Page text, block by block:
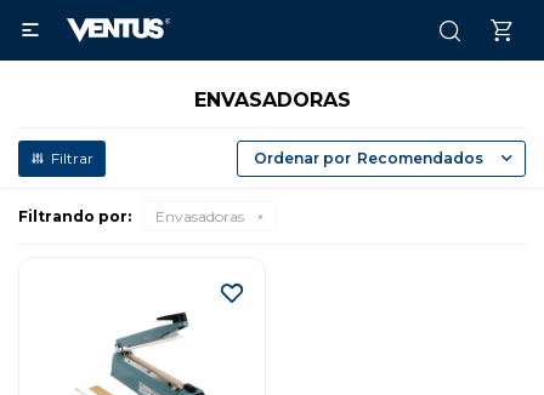

ENVASADORAS
Recomendados
Filtrando por: Envasadoras